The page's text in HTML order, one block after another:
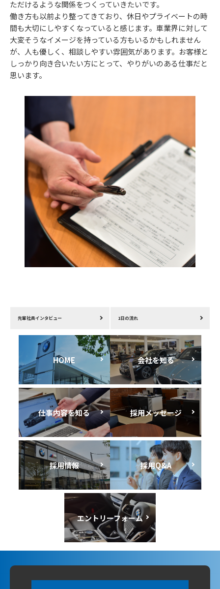
ただけるような関係をつくっていきたいです。
働き方も以前より整ってきており、休日やプライベートの時
間も大切にしやすくなっていると感じます。車業界に対して
大変そうなイメージを持っている方もいるかもしれません
が、人も優しく、相談しやすい雰囲気があります。お客様と
しっかり向き合いたい方にとって、やりがいのある仕事だと
思います。
先輩社員インタビュー 1日の流れ
HOME 会社を知る
仕事内容を知る 採用メッセージ
採用情報 採用Q&A
エントリーフォーム